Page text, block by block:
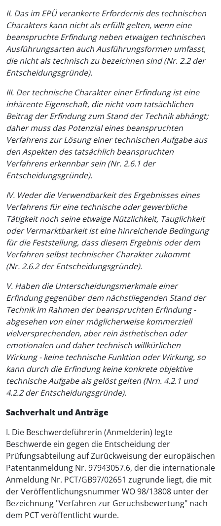
II. Das im EPÜ verankerte Erfordernis des technischen
Charakters kann nicht als erfüllt gelten, wenn eine
beanspruchte Erfindung neben etwaigen technischen
Ausführungsarten auch Ausführungsformen umfasst,
die nicht als technisch zu bezeichnen sind (Nr. 2.2 der
Entscheidungsgründe).
III. Der technische Charakter einer Erfindung ist eine
inhärente Eigenschaft, die nicht vom tatsächlichen
Beitrag der Erfindung zum Stand der Technik abhängt;
daher muss das Potenzial eines beanspruchten
Verfahrens zur Lösung einer technischen Aufgabe aus
den Aspekten des tatsächlich beanspruchten
Verfahrens erkennbar sein (Nr. 2.6.1 der
Entscheidungsgründe).
IV. Weder die Verwendbarkeit des Ergebnisses eines
Verfahrens für eine technische oder gewerbliche
Tätigkeit noch seine etwaige Nützlichkeit, Tauglichkeit
oder Vermarktbarkeit ist eine hinreichende Bedingung
für die Feststellung, dass diesem Ergebnis oder dem
Verfahren selbst technischer Charakter zukommt
(Nr. 2.6.2 der Entscheidungsgründe).
V. Haben die Unterscheidungsmerkmale einer
Erfindung gegenüber dem nächstliegenden Stand der
Technik im Rahmen der beanspruchten Erfindung -
abgesehen von einer möglicherweise kommerziell
vielversprechenden, aber rein ästhetischen oder
emotionalen und daher technisch willkürlichen
Wirkung - keine technische Funktion oder Wirkung, so
kann durch die Erfindung keine konkrete objektive
technische Aufgabe als gelöst gelten (Nrn. 4.2.1 und
4.2.2 der Entscheidungsgründe).
Sachverhalt und Anträge
I. Die Beschwerdeführerin (Anmelderin) legte
Beschwerde ein gegen die Entscheidung der
Prüfungsabteilung auf Zurückweisung der europäischen
Patentanmeldung Nr. 97943057.6, der die internationale
Anmeldung Nr. PCT/GB97/02651 zugrunde liegt, die mit
der Veröffentlichungsnummer WO 98/13808 unter der
Bezeichnung "Verfahren zur Geruchsbewertung" nach
dem PCT veröffentlicht wurde.